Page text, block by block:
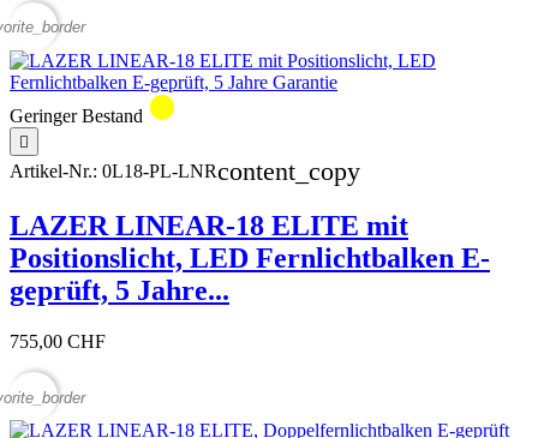
Geringer Bestand circle

Artikel-Nr.: 0L18-PL-LNRcontent_copy
LAZER LINEAR-18 ELITE mit
Positionslicht, LED Fernlichtbalken E-
geprüft, 5 Jahre...
755,00 CHF